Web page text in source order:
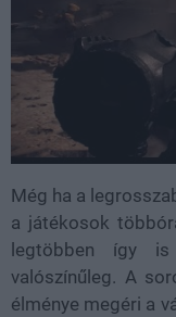
Még ha a
a játékosok
legtöbben így
valószínűleg. A
élménye megéri a